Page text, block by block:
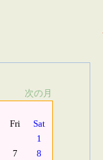
次の月
Fri
Sat
1
7
8